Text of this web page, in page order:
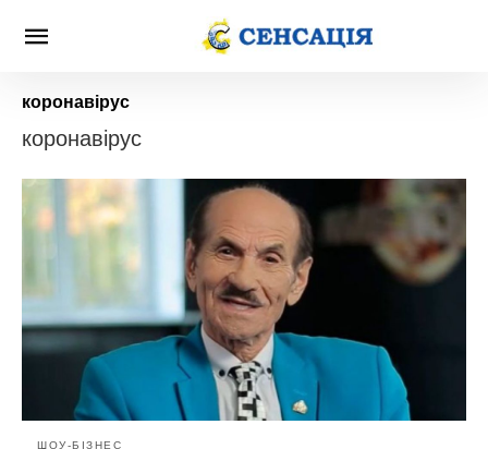
коронавірус
коронавірус
ШОУ-БІЗНЕС